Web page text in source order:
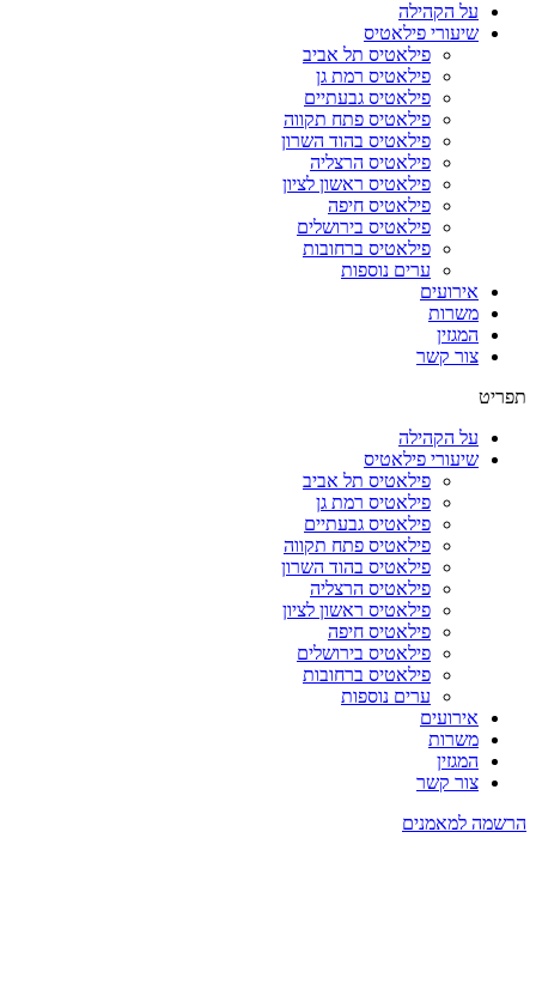
על הקהילה
שיעורי פילאטיס
פילאטיס תל אביב
פילאטיס רמת גן
פילאטיס גבעתיים
פילאטיס פתח תקווה
פילאטיס בהוד השרון
פילאטיס הרצליה
פילאטיס ראשון לציון
פילאטיס חיפה
פילאטיס בירושלים
פילאטיס ברחובות
ערים נוספות
אירועים
משרות
המגזין
צור קשר
תפריט
על הקהילה
שיעורי פילאטיס
פילאטיס תל אביב
פילאטיס רמת גן
פילאטיס גבעתיים
פילאטיס פתח תקווה
פילאטיס בהוד השרון
פילאטיס הרצליה
פילאטיס ראשון לציון
פילאטיס חיפה
פילאטיס בירושלים
פילאטיס ברחובות
ערים נוספות
אירועים
משרות
המגזין
צור קשר
הרשמה למאמנים